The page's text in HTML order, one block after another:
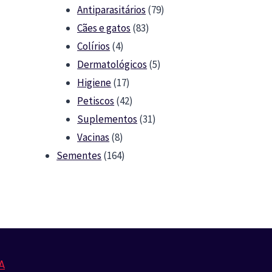
products
Antiparasitários 7979
Cães e gatos 8383
Colírios 44
products
Dermatológicos 55
Higiene 1717
products
Petiscos 4242
products
Suplementos 3131
Vacinas 88
products
Sementes 164164